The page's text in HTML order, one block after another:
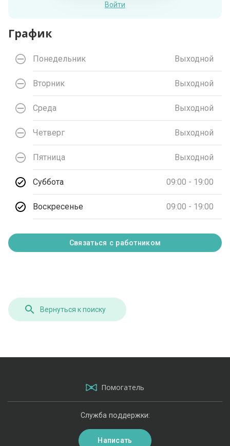
Войти
График
Понедельник Выходной
Вторник Выходной
Среда Выходной
Четверг Выходной
Пятница Выходной
Суббота 09:00 - 19:00
Воскресенье 09:00 - 19:00
Связаться с работником
Вернуться к поиску
Помогатель
Служба поддержки:
Написать